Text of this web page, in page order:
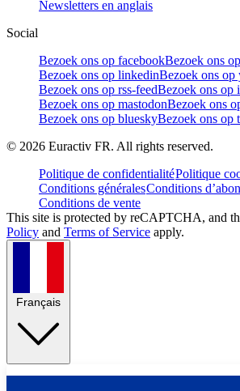
Newsletters en anglais
Social
Bezoek ons op facebookBezoek ons
Bezoek ons op linkedinBezoek ons op
Bezoek ons op rss-feedBezoek ons op
Bezoek ons op mastodonBezoek ons
Bezoek ons op blueskyBezoek ons op
© 2026 Euractiv FR. All rights reserved.
Politique de confidentialitéPolitique
Conditions généralesConditions
Conditions de vente
This site is protected by reCAPTCHA, and
Policy and Terms of Service apply.
Français